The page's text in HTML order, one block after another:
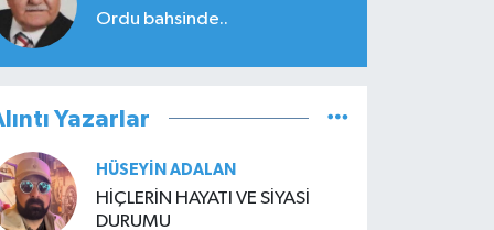
Ordu bahsinde..
Yazarlar
HÜSEYIN ADALAN
HİÇLERİN HAYATI VE SİYASİ
DURUMU